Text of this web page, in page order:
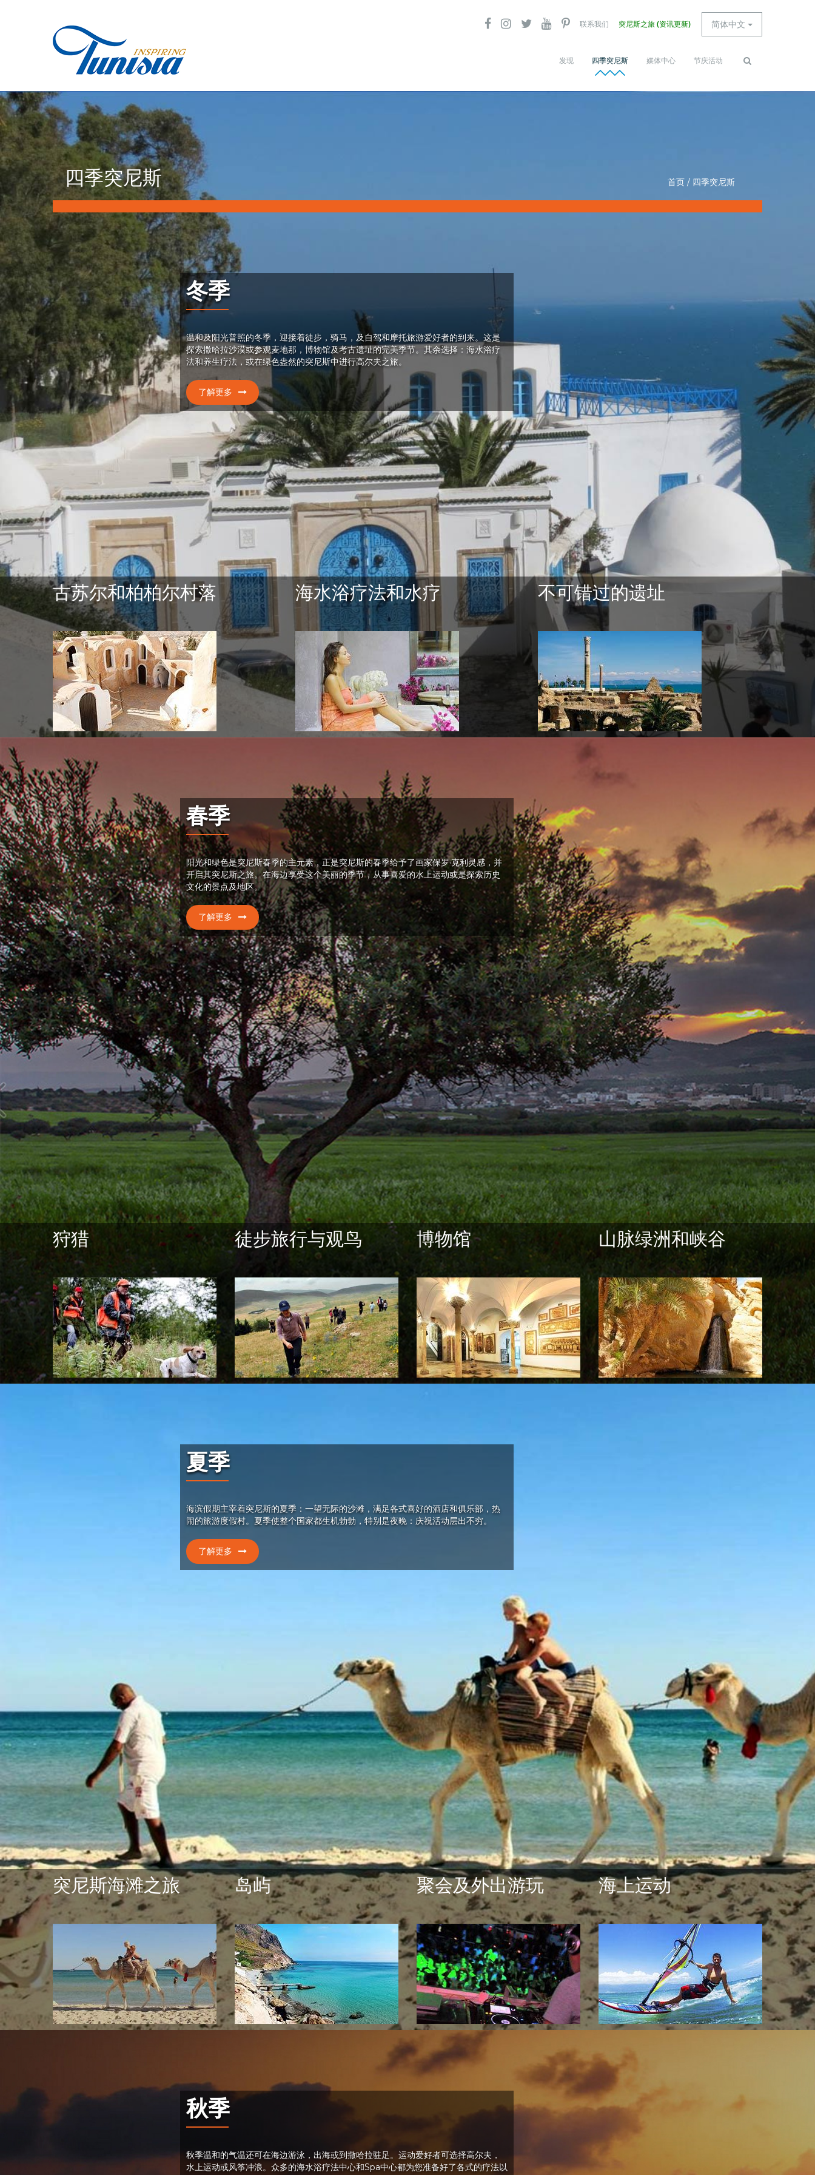
简体中文
联系我们 突尼斯之旅 (资讯更新)
发现 四季突尼斯 媒体中心 节庆活动
Search
You
are
here
首页 / 四季突尼斯
四季突尼斯
冬季
温和及阳光普照的冬季，迎接着徒步，骑马，及自驾和摩托旅游爱好者的到来。这是
探索撒哈拉沙漠或参观麦地那，博物馆及考古遗址的完美季节。其余选择：海水浴疗
法和养生疗法，或在绿色盎然的突尼斯中进行高尔夫之旅。
了解更多
古苏尔和柏柏尔村落 海水浴疗法和水疗 不可错过的遗址
春季
阳光和绿色是突尼斯春季的主元素，正是突尼斯的春季给予了画家保罗·克利灵感，并
开启其突尼斯之旅。在海边享受这个美丽的季节，从事喜爱的水上运动或是探索历史
文化的景点及地区。
了解更多
狩猎 徒步旅行与观鸟 博物馆 山脉绿洲和峡谷
夏季
海滨假期主宰着突尼斯的夏季：一望无际的沙滩，满足各式喜好的酒店和俱乐部，热
闹的旅游度假村。夏季使整个国家都生机勃勃，特别是夜晚：庆祝活动层出不穷。
了解更多
突尼斯海滩之旅 岛屿 聚会及外出游玩 海上运动
秋季
秋季温和的气温还可在海边游泳，出海或到撒哈拉驻足。运动爱好者可选择高尔夫，
水上运动或风筝冲浪。众多的海水浴疗法中心和Spa中心都为您准备好了各式的疗法以